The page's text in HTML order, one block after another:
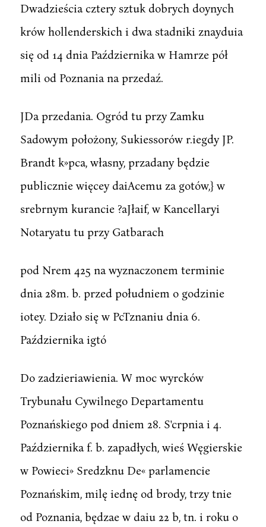
Dwadzieścia cztery sztuk dobrych doynych
krów hollenderskich i dwa stadniki znayduia
się od 14 dnia Października w Hamrze pół
mili od Poznania na przedaź.
JDa przedania. Ogród tu przy Zamku
Sadowym położony, Sukiessorów r.iegdy JP.
Brandt k»pca, własny, przadany będzie
publicznie więcey daiAcemu za gotów,} w
srebrnym kurancie ?aJłaif, w Kancellaryi
Notaryatu tu przy Gatbarach
pod Nrem 425 na wyznaczonem terminie
dnia 28m. b. przed południem o godzinie
iotey. Działo się w PcTznaniu dnia 6.
Października igtó
Do zadzieriawienia. W moc wyrcków
Trybunału Cywilnego Departamentu
Poznańskiego pod dniem 28. S'crpnia i 4.
Października f. b. zapadłych, wieś Węgierskie
w Powieci» Sredzknu De« parlamencie
Poznańskim, milę iednę od brody, trzy tnie
od Poznania, będzae w daiu 22 b, tn. i roku o